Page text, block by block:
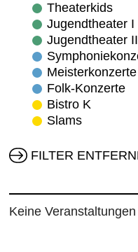
Theaterkids
Jugendtheater I
Jugendtheater II
Meisterkonzerte
Folk-Konzerte
Bistro K
Slams
FILTER
Keine